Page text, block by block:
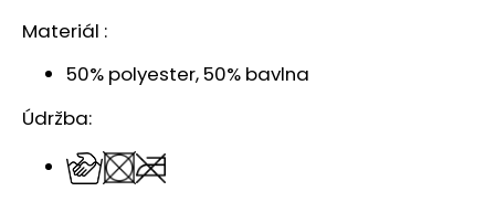
Materiál :
50% polyester, 50% bavlna
Údržba: